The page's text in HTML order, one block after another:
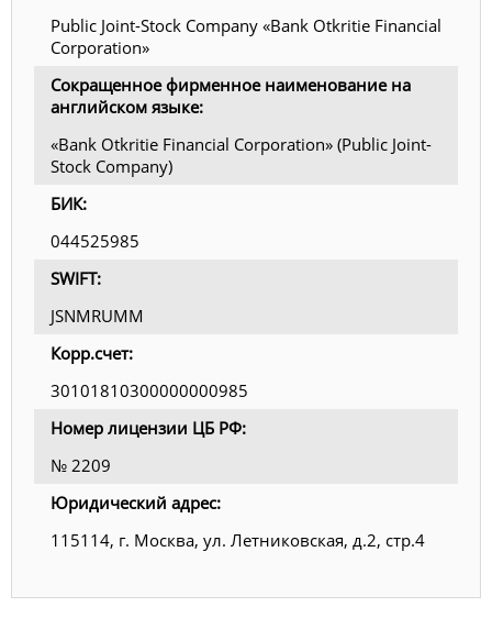
Public Joint-Stock Company «Bank Otkritie Financial
Corporation»
Сокращенное фирменное наименование на
английском языке:
«Bank Otkritie Financial Corporation» (Public Joint-
Stock Company)
БИК:
044525985
SWIFT:
JSNMRUMM
Корр.счет:
30101810300000000985
Номер лицензии ЦБ РФ:
№ 2209
Юридический адрес:
115114, г. Москва, ул. Летниковская, д.2, стр.4